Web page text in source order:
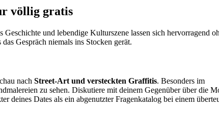
völlig gratis
und lebendige Kulturszene lassen sich hervorragend
Gespräch niemals ins Stocken gerät.
nach Street-Art und versteckten Graffitis. Besonders im
zu sehen. Diskutiere mit deinem Gegenüber über die
deines Dates als ein abgenutzter Fragenkatalog bei einem